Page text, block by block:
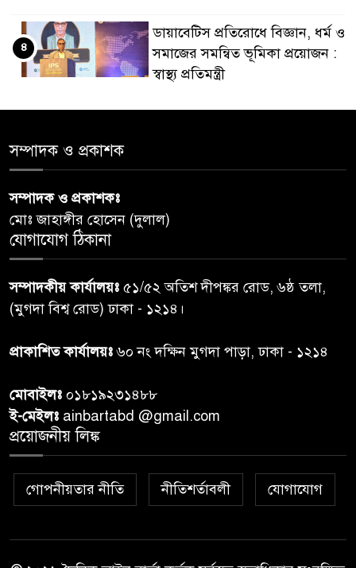
ডায়াবেটিস প্রতিরোধে বিজ্ঞান, ধর্ম ও
সমাজের সমন্বিত ভূমিকা প্রয়োজন :
স্বাস্থ্য প্রতিমন্ত্রী
৪
তদন্ত শেষ পর্যায়ে, দ্রুত চার্জশিট
৬
ঝড়বৃষ্টির পূর্বাভাস
৭
প্রধানমন্ত্রীর সঙ্গে দেখা করে স্বপ্নপূরণ
অনুশ্রীর, মিলল হারমোনিয়াম
৮
২০ আগস্ট রাষ্ট্রপতি নির্বাচন,
৯
বান্দরবান বিজিবি সেক্টর সদর দপ্তর
মাঝে মেডিকেল ক্যাম্পেইন
১০
সম্পাদক ও প্রকাশক
সম্পাদক ও প্রকাশকঃ
মোঃ জাহাঙ্গীর হোসেন (দুলাল)
যোগাযোগ ঠিকানা
সম্পাদকীয় কার্যালয়ঃ ৫১/৫২ অতিশ দীপঙ্কর রোড, ৬ষ্ঠ তলা,
(মুগদা বিশ্ব রোড) ঢাকা - ১২১৪।
প্রাকাশিত কার্যালয়ঃ৬০ নং দক্ষিন মুগদা পাড়া, ঢাকা - ১২১৪
মোবাইলঃ ০১৮১৯২৩১৪৮৮
ই-মেইলঃ ainbartabd @gmail.com
প্রয়োজনীয় লিঙ্ক
গোপনীয়তার নীতি নীতিশর্তাবলী যোগাযোগ